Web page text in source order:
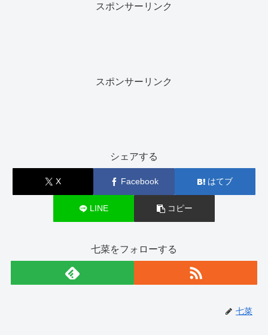
スポンサーリンク
スポンサーリンク
シェアする
X Facebook はてブ
LINE コピー
七菜をフォローする
七菜